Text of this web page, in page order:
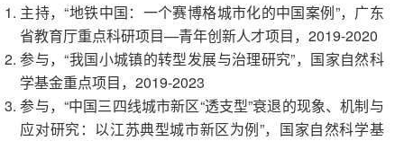
主持，“地铁中国：一个赛博格城市化的中国案例”，广东
省教育厅重点科研项目—青年创新人才项目，2019-2020
参与，“我国小城镇的转型发展与治理研究”，国家自然科
学基金重点项目，2019-2023
参与，“中国三四线城市新区“透支型”衰退的现象、机制与
应对研究：以江苏典型城市新区为例”，国家自然科学基